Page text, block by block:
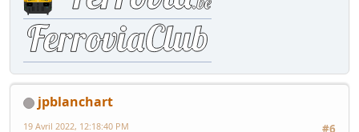
jpblanchart
#6
19 Avril 2022, 12:18:40 PM